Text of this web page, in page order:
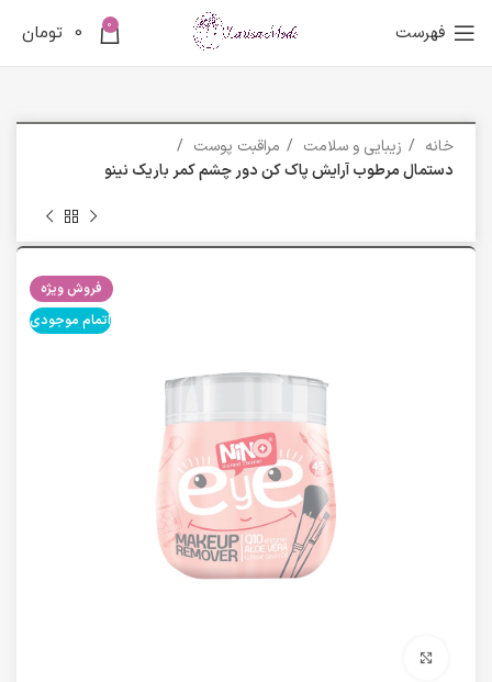
فهرست 0
0 تومان
خانه زیبایی و سلامت
مراقبت پوست
دستمال مرطوب آرايش پاک کن دور چشم کمر باريک نینو
فروش ویژه
اتمام موجودی